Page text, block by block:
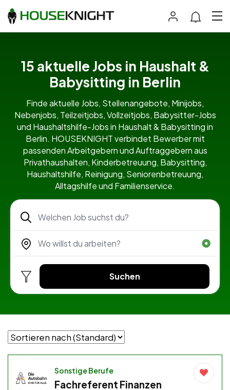
15 aktuelle Jobs in Haushalt &
Babysitting in Berlin
Finde aktuelle Jobs, Stellenangebote, Minijobs,
Nebenjobs, Teilzeitjobs, Vollzeitjobs, Babysitter-Jobs
und Haushaltshilfe-Jobs in Haushalt & Babysitting in
Berlin. HOUSEKNIGHT verbindet Bewerber mit
passenden Arbeitgebern und Auftraggebern aus
Privathaushalten, Kinderbetreuung, Babysitting,
Haushaltshilfe, Reinigung, Seniorenbetreuung,
Alltagshilfe und Familienservice.
Suchen
Sonstige Berufe
Fachreferent Finanzen